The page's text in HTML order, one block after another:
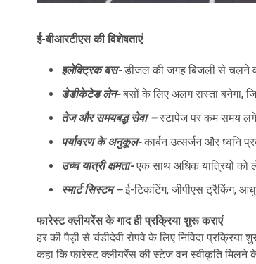
ई-बीआरटीएस की विशेषताएं
इलेक्ट्रिक बस- डीजल की जगह बिजली से चलने
डेडीकेटेड लेन- बसों के लिए अलग रास्ता बनेगा,
तेज और समयबद्ध सेवा – स्टापेज पर कम समय
पर्यावरण के अनुकूल-कार्बन उत्सर्जन और ध्वनि
उच्च यात्री क्षमता-एक साथ अधिक यात्रियों को
स्मार्ट सिस्टम –ई-टिकटिंग, जीपीएस ट्रैकिंग,
फारेस्ट क्लीयरेंस के गाद ही प्रक्रिया शुरू कराएं
हर की पैड़ी से चंडीदेवी रोपवे के लिए निविदा
कहा कि फारेस्ट क्लीयरेंस की स्टेज वन स्वीकृति मिलने